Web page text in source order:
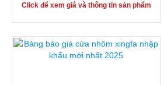
Click để xem giá và thông tin sản phẩm